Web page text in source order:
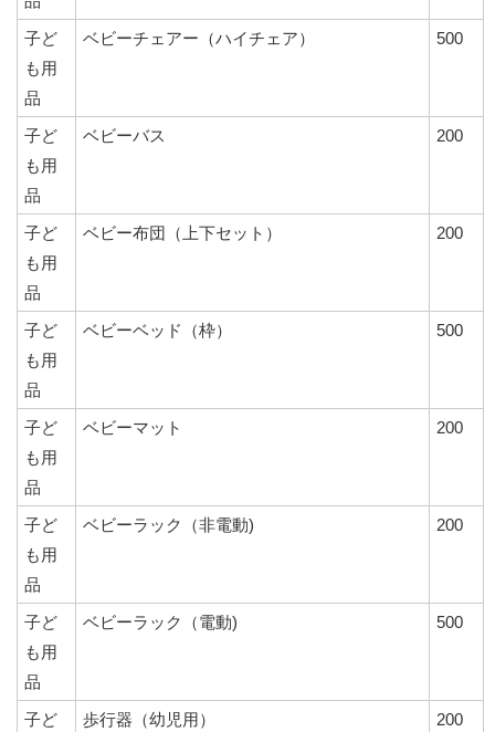
子ど
も用
品
ベビーチェアー（ハイチェア） 500
子ど
も用
品
ベビーバス 200
子ど
も用
品
ベビー布団（上下セット） 200
子ど
も用
品
ベビーベッド（枠） 500
子ど
も用
品
ベビーマット 200
子ど
も用
品
ベビーラック（非電動) 200
子ど
も用
品
ベビーラック（電動) 500
子ど
歩行器（幼児用） 200